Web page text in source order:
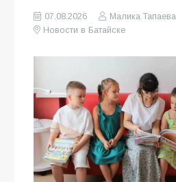
07.08.2026
Малика Тапаева
Новости в Батайске